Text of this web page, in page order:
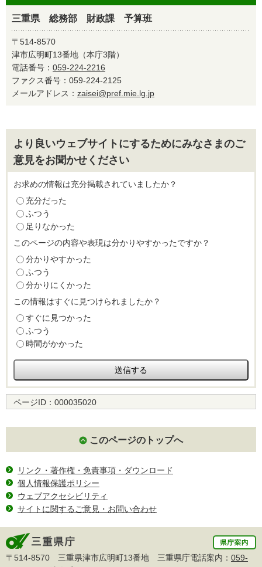
三重県 総務部 財政課 予算班
〒514-8570
津市広明町13番地（本庁3階）
電話番号： 059-224-2216
ファクス番号：059-224-2125
メールアドレス： zaisei@pref.mie.lg.jp
より良いウェブサイトにするためにみなさまのご
意見をお聞かせください
お求めの情報は充分掲載されていましたか？
充分だった
ふつう
足りなかった
このページの内容や表現は分かりやすかったですか？
分かりやすかった
ふつう
分かりにくかった
この情報はすぐに見つけられましたか？
すぐに見つかった
ふつう
時間がかかった
ページID： 000035020
このページのトップへ
リンク・著作権・免責事項・ダウンロード
個人情報保護ポリシー
ウェブアクセシビリティ
サイトに関するご意見・お問い合わせ
〒514-8570 三重県津市広明町13番地 三重県庁電話案内： 059-